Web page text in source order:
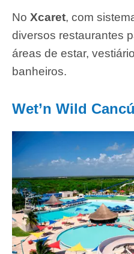
No Xcaret, com
diversos restaurantes
áreas de estar,
banheiros.
Wet’n Wild